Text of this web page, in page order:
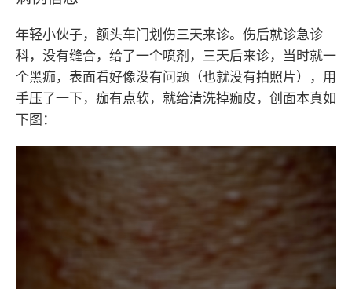
年轻小伙子，额头车门划伤三天来诊。伤后就诊急诊
科，没有缝合，给了一个喷剂，三天后来诊，当时就一
个黑痂，表面看好像没有问题（也就没有拍照片），用
手压了一下，痂有点软，就给清洗掉痂皮，创面本真如
下图：